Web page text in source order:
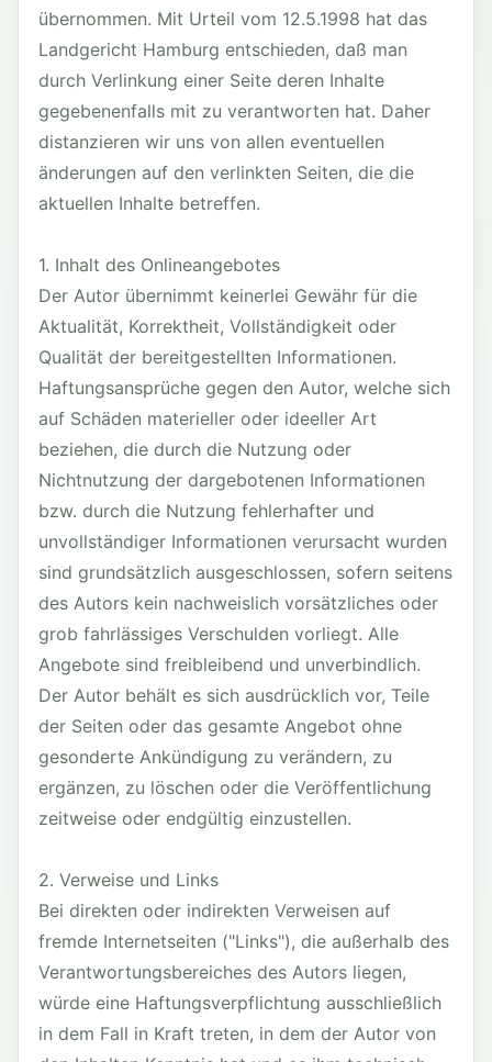
übernommen. Mit Urteil vom 12.5.1998 hat das
Landgericht Hamburg entschieden, daß man
durch Verlinkung einer Seite deren Inhalte
gegebenenfalls mit zu verantworten hat. Daher
distanzieren wir uns von allen eventuellen
änderungen auf den verlinkten Seiten, die die
aktuellen Inhalte betreffen.
1. Inhalt des Onlineangebotes
Der Autor übernimmt keinerlei Gewähr für die
Aktualität, Korrektheit, Vollständigkeit oder
Qualität der bereitgestellten Informationen.
Haftungsansprüche gegen den Autor, welche sich
auf Schäden materieller oder ideeller Art
beziehen, die durch die Nutzung oder
Nichtnutzung der dargebotenen Informationen
bzw. durch die Nutzung fehlerhafter und
unvollständiger Informationen verursacht wurden
sind grundsätzlich ausgeschlossen, sofern seitens
des Autors kein nachweislich vorsätzliches oder
grob fahrlässiges Verschulden vorliegt. Alle
Angebote sind freibleibend und unverbindlich.
Der Autor behält es sich ausdrücklich vor, Teile
der Seiten oder das gesamte Angebot ohne
gesonderte Ankündigung zu verändern, zu
ergänzen, zu löschen oder die Veröffentlichung
zeitweise oder endgültig einzustellen.
2. Verweise und Links
Bei direkten oder indirekten Verweisen auf
fremde Internetseiten ("Links"), die außerhalb des
Verantwortungsbereiches des Autors liegen,
würde eine Haftungsverpflichtung ausschließlich
in dem Fall in Kraft treten, in dem der Autor von